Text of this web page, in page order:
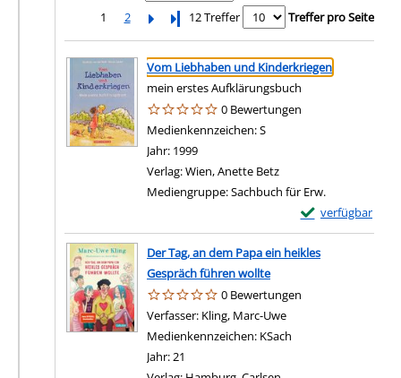
1
2 Letzte Seite
12 Treffer Treffer pro Seite
Suchergebnis
Zu den Suchfiltern springen
Vom Liebhaben und Kinderkriegen
mein erstes Aufklärungsbuch
0 Bewertungen
Suche nach diesem Verfasser
Medienkennzeichen:S
Jahr: 1999
Verlag:Wien, Anette Betz
Mediengruppe:Sachbuch für Erw.
verfügbar
Exemplar-
Der Tag, an dem Papa ein heikles
Gespräch führen wollte
0 Bewertungen
Verfasser: Kling, Marc-Uwe
Medienkennzeichen: KSach
Jahr:21